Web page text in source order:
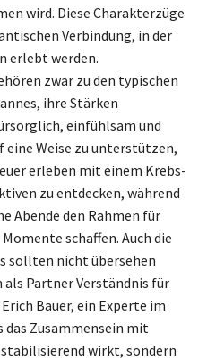
wird. Diese Charakterzüge
Verbindung, in der
erlebt werden.
zwar zu den typischen
ihre Stärken
einfühlsam und
eine Weise zu unterstützen,
erleben mit einem Krebs-
zu entdecken, während
Abende den Rahmen für
schaffen. Auch die
sollten nicht übersehen
Partner Verständnis für
Bauer, ein Experte im
Zusammensein mit
wirkt, sondern